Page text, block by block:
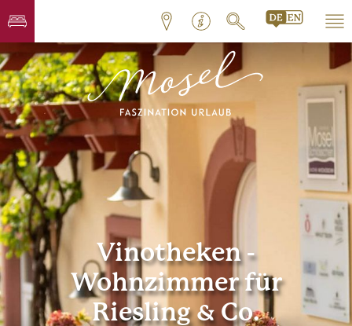
Vinotheken -
Wohnzimmer für
Riesling & Co.